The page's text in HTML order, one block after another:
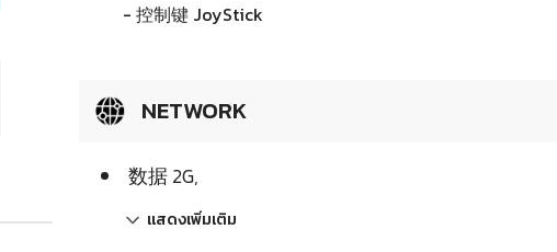
- 控制键 JoyStick
NETWORK
数据 2G,
แสดงเพิ่มเติม